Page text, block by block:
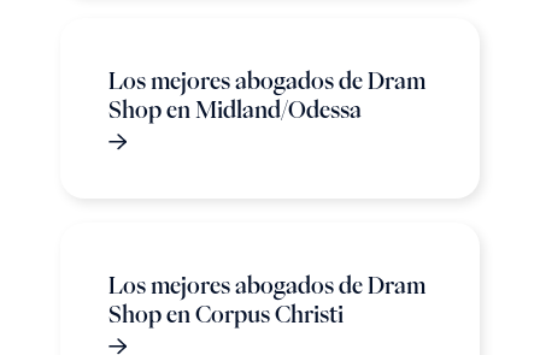
Los mejores abogados de Dram
Shop en Midland/Odessa
Los mejores abogados de Dram
Shop en Corpus Christi